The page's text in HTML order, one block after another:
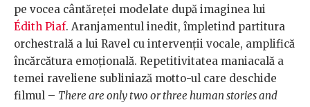
pe vocea cântăreței modelate după imaginea lui
Édith Piaf. Aranjamentul inedit, împletind partitura
orchestrală a lui Ravel cu intervenții vocale, amplifică
încărcătura emoțională. Repetitivitatea maniacală a
temei raveliene subliniază motto-ul care deschide
filmul – There are only two or three human stories and